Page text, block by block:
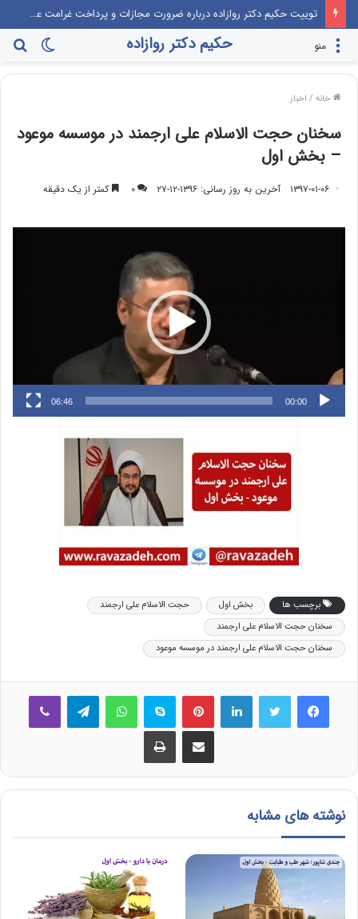
توییت حکیم دکتر روازاده درباره منشأ کرونا
تغییر
پوسته
حکیم دکتر روازاده منو
خانه / اخبار
سخنان حجت الاسلام علی ارجمند در موسسه موعود
– بخش اول
۱۳۹۷-۰۱-۰۶ آخرین به روز رسانی: ۱۳۹۶-۱۲-۲۷ ۰ کمتر از یک دقیقه
00:00
06:46
برچسب ها بخش اول
حجت الاسلام علی ارجمند
سخنان حجت الاسلام علی ارجمند
سخنان حجت الاسلام علی ارجمند در موسسه موعود
فیس بوک لینکدین ‫پین‌ترست اسکایپ واتس آپ
اشتراک گذاری از طریق ایمیل چاپ
نوشته های مشابه